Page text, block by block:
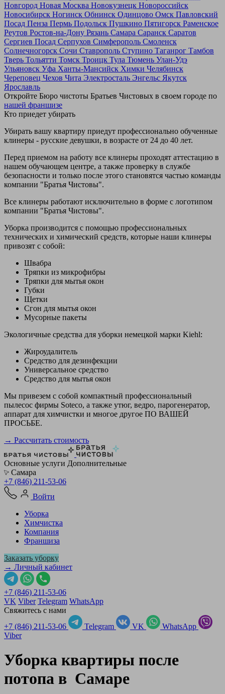
Новгород Новая Москва Новокузнецк Новороссийск
Новосибирск Ногинск Обнинск Одинцово Омск Павловский
Посад Пенза Пермь Подольск Пушкино Пятигорск Раменское
Реутов Ростов-на-Дону Рязань Самара Саранск Саратов
Сергиев Посад Серпухов Симферополь Смоленск
Солнечногорск Сочи Ставрополь Ступино Таганрог Тамбов
Тверь Тольятти Томск Троицк Тула Тюмень Улан-Удэ
Ульяновск Уфа Ханты-Мансийск Химки Челябинск
Череповец Чехов Чита Электросталь Энгельс Якутск
Ярославль
Откройте Бюро чистоты Братьев Чистовых в своем городе по
нашей франшизе
Кто приедет убирать
Убирать вашу квартиру приедут профессионально обученные
клинеры - русские девушки, в возрасте от 24 до 40 лет.
Перед приемом на работу все клинеры проходят аттестацию в
нашем обучающем центре, а также проверку в службе
безопасности и только после этого становятся частью команды
компании "Братья Чистовы".
Все клинеры работают исключительно в форме с логотипом
компании "Братья Чистовы".
Уборка производится с помощью профессиональных
технических и химический средств, которые наши клинеры
привозят с собой:
Швабра
Тряпки из микрофибры
Тряпки для мытья окон
Губки
Щетки
Сгон для мытья окон
Мусорные пакеты
Экологичные средства для уборки немецкой марки Kiehl:
Жироудалитель
Средство для дезинфекции
Универсальное средство
Средство для мытья окон
Мы привезем с собой компактный профессиональный
пылесос фирмы Soteco, а также утюг, ведро, парогенератор,
аппарат для химчистки и многое другое ПО ВАШЕЙ
ПРОСЬБЕ.
→ Рассчитать стоимость
Основные услуги Дополнительные
Самара
+7 (846) 211-53-06
Войти
Уборка
Химчистка
Компания
Франшиза
Заказать уборку
→ Личный кабинет
+7 (846) 211-53-06
VK Viber Telegram WhatsApp
Свяжитесь с нами
+7 (846) 211-53-06
Telegram VK
WhatsApp
Viber
Уборка квартиры после
потопа в Самаре